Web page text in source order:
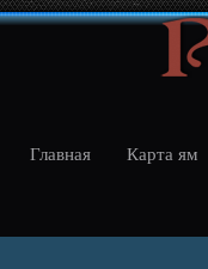
Главная Карта ям